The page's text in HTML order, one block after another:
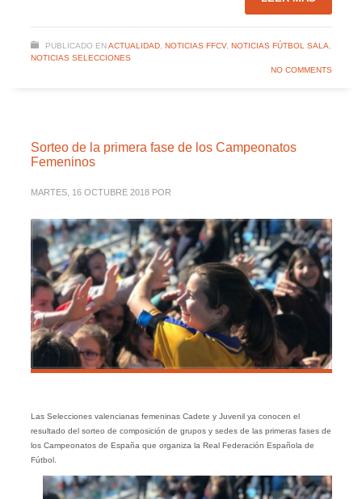
PUBLICADO EN ACTUALIDAD, NOTICIAS FFCV, NOTICIAS FÚTBOL SALA
NOTICIAS SELECCIONES
NO COMMENTS
Sorteo de la primera fase de los Campeonatos
Femeninos
MARTES, 16 OCTUBRE 2018 POR
Las Selecciones valencianas femeninas Cadete y Juvenil ya conocen el
resultado del sorteo de composición de grupos y sedes de las primeras fases de
los Campeonatos de España que organiza la Real Federación Española de
Fútbol.